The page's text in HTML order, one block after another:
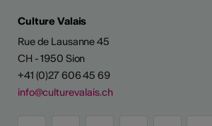
Culture Valais
Rue de Lausanne 45
CH - 1950 Sion
+41 (0)27 606 45 69
info@culturevalais.ch